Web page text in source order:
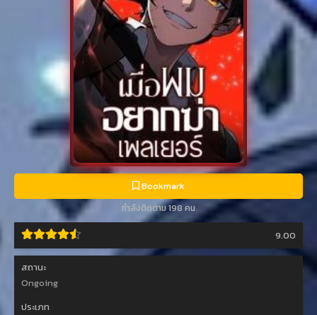
Bookmark
กำลังติดตาม 198 คน
9.00
สถานะ
Ongoing
ประเภท